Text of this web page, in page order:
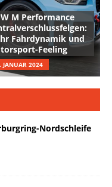
M Performance
Fahrdynamik und
Feeling
JANUAR 2024
Nordschleife